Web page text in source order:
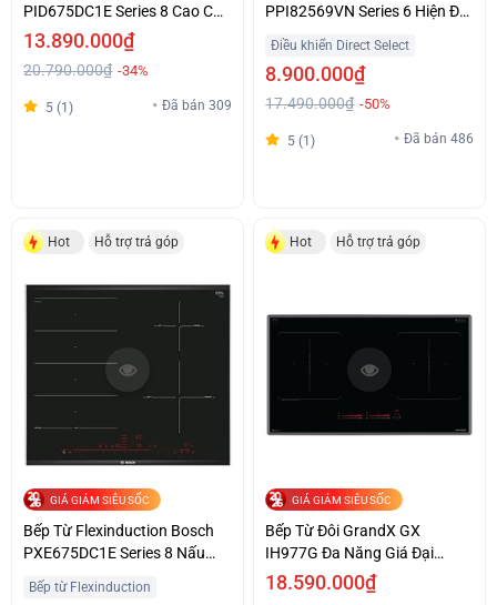
PID675DC1E Series 8 Cao Cấp
Giá Tốt
13.890.000₫
20.790.000₫ -34%
5 (1) Đã bán 309
PPI82569VN Series 6 Hiện Đại
Điều khiển Direct Select
8.900.000₫
17.490.000₫ -50%
5 (1) Đã bán 486
Hot Hỗ trợ trả góp
GIÁ GIẢM SIÊU SỐC
Bếp Từ Flexinduction Bosch
PXE675DC1E Series 8 Nấu
Trọn Vị Giá Tốt
Bếp từ Flexinduction
Hot Hỗ trợ trả góp
GIÁ GIẢM SIÊU SỐC
Bếp Từ Đôi GrandX GX
IH977G Đa Năng Giá Đại
Chiến
18.590.000₫